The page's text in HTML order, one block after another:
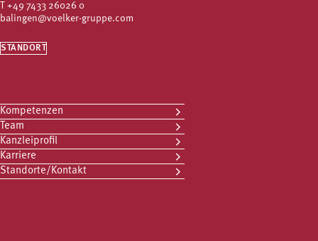
T +49 7433 26026 0
balingen@voelker-gruppe.com
STANDORT
Kompetenzen
Team
Kanzleiprofil
Karriere
Standorte/Kontakt